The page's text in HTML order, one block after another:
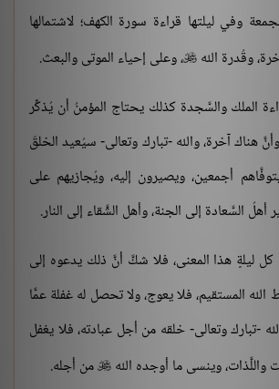
وفي ليلتها قراءة سورة الكهف؛ لاشتمالها
وقُدرة الله ، وعلى إحياء الموتى والبعث.
الملك والسَّجدة كذلك يحتاج المؤمنُ أن يُذكِّر
هناك آخرة، والله -تبارك وتعالى- سيُعيد الخلقَ
أجمعين، ويصيرون إليه، ويُجازيهم على
أهلُ السَّعادة إلى الجنة، وأهل الشَّقاء إلى النار.
كل ليلةٍ هذا المعنى، فلا شكَّ أنَّ ذلك يدعوه إلى
المستقيم، فلا يعوج، ولا تحصل له غفلة عمَّا
-تبارك وتعالى- خلقه من أجل عبادته، فلا يغفل
وينسى ما أوجده الله  من أجله.